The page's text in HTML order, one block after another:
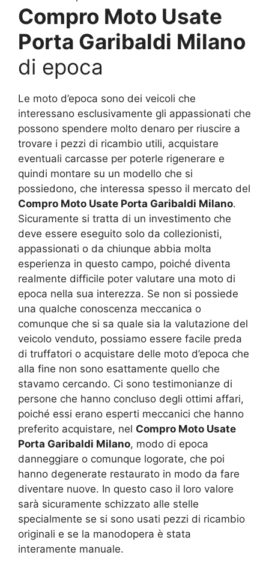
Compro Moto Usate
Porta Garibaldi Milano
di epoca
Le moto d’epoca sono dei veicoli che
interessano esclusivamente gli appassionati che
possono spendere molto denaro per riuscire a
trovare i pezzi di ricambio utili, acquistare
eventuali carcasse per poterle rigenerare e
quindi montare su un modello che si
possiedono, che interessa spesso il mercato del
Compro Moto Usate Porta Garibaldi Milano.
Sicuramente si tratta di un investimento che
deve essere eseguito solo da collezionisti,
appassionati o da chiunque abbia molta
esperienza in questo campo, poiché diventa
realmente difficile poter valutare una moto di
epoca nella sua interezza. Se non si possiede
una qualche conoscenza meccanica o
comunque che si sa quale sia la valutazione del
veicolo venduto, possiamo essere facile preda
di truffatori o acquistare delle moto d’epoca che
alla fine non sono esattamente quello che
stavamo cercando. Ci sono testimonianze di
persone che hanno concluso degli ottimi affari,
poiché essi erano esperti meccanici che hanno
preferito acquistare, nel Compro Moto Usate
Porta Garibaldi Milano, modo di epoca
danneggiare o comunque logorate, che poi
hanno degenerate restaurato in modo da fare
diventare nuove. In questo caso il loro valore
sarà sicuramente schizzato alle stelle
specialmente se si sono usati pezzi di ricambio
originali e se la manodopera è stata
interamente manuale.